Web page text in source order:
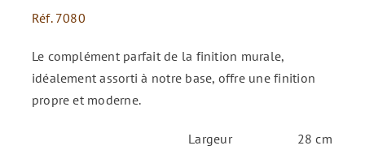
Contact
Réf. 7080
Le complément parfait de la finition murale,
idéalement assorti à notre base, offre une finition
propre et moderne.
Largeur
28 cm